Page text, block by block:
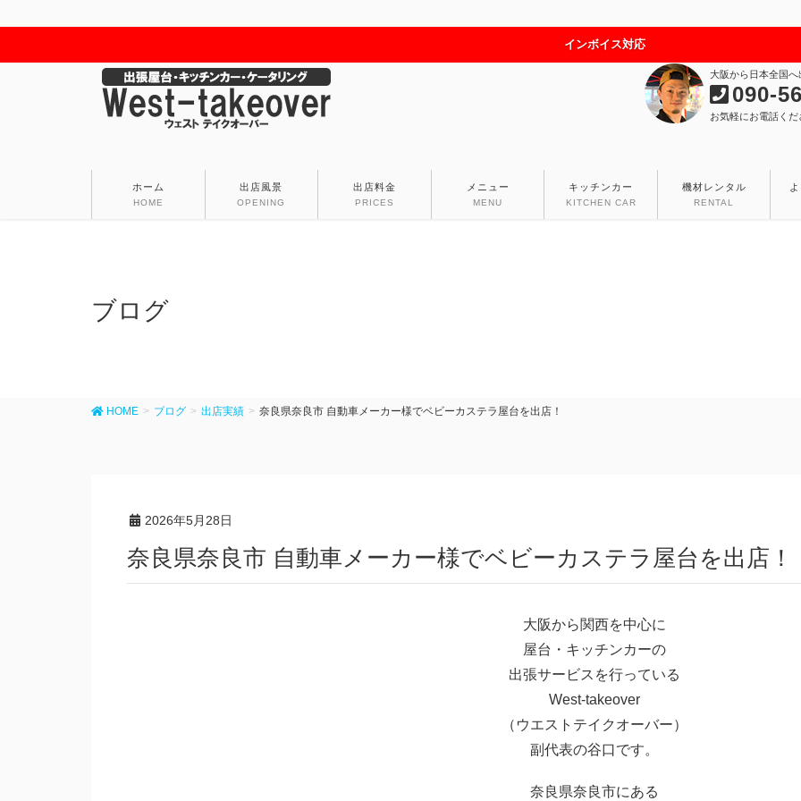
インボイス対応
大阪から日本全国
090-
お気軽にお電話くだ
ホーム
HOME
出店風景
OPENING
出店料金
PRICES
メニュー
MENU
キッチンカー
KITCHEN CAR
機材レンタル
RENTAL
ブログ
HOME ブログ 出店実績 奈良県奈良市 自動車メーカー様でベビーカステラ屋台を出店！
2026年5月28日
奈良県奈良市 自動車メーカー様でベビーカステラ屋台を出店！
大阪から関西を中心に
屋台・キッチンカーの
出張サービスを行っている
West-takeover
（ウエストテイクオーバー）
副代表の谷口です。
奈良県奈良市にある